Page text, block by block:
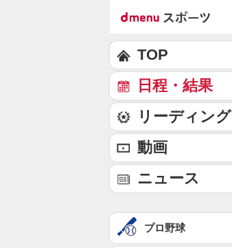
TOP
日程・結果
リーディング
動画
ニュース
プロ野球